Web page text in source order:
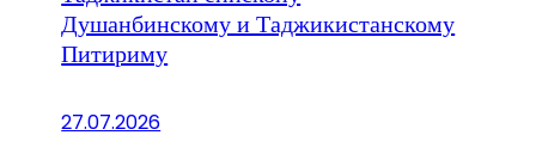
Душанбинскому и Таджикистанскому
Питириму
27.07.2026